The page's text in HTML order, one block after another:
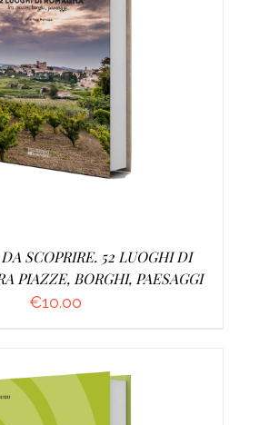
AL CARRELLO /
SCOPRIRE. 52 LUOGHI DI
PIAZZE, BORGHI, PAESAGGI
€10.00